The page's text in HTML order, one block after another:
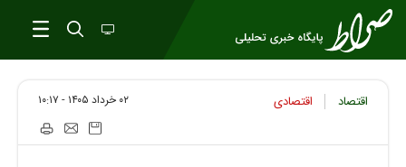
اقتصاد اقتصادی ۰۲ خرداد ۱۴۰۵ - ۱۰:۱۷